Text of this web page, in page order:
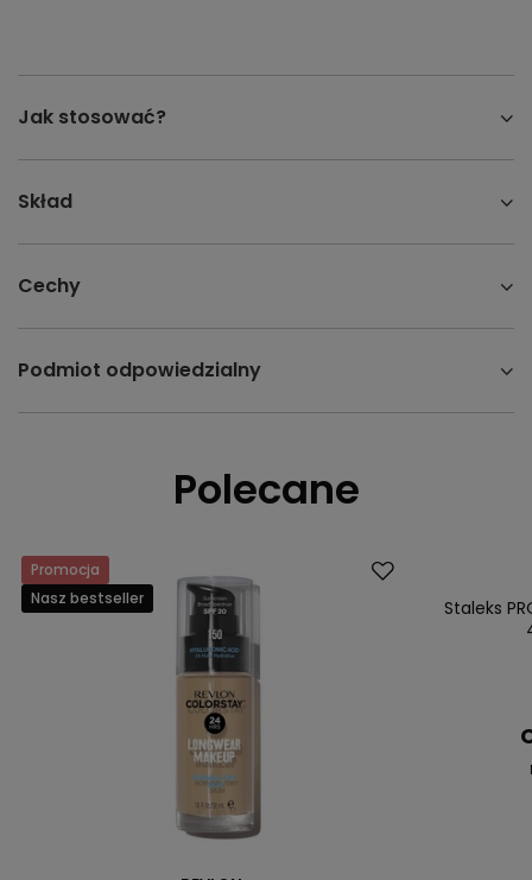
Jak stosować?
Skład
Cechy
Podmiot odpowiedzialny
Polecane
Promocja
Nasz bestseller
Nasz
Staleks